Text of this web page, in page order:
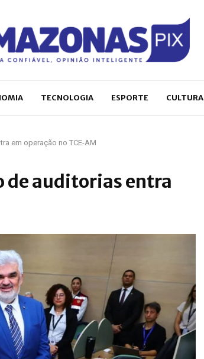
TECNOLOGIA ESPORTE CULTURA
em operação no TCE-AM
de auditorias entra